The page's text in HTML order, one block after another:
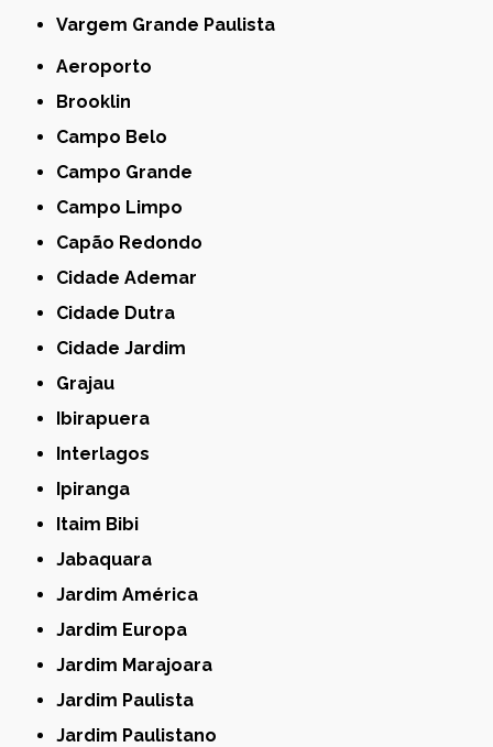
Vargem Grande Paulista
Aeroporto
Brooklin
Campo Belo
Campo Grande
Campo Limpo
Capão Redondo
Cidade Ademar
Cidade Dutra
Cidade Jardim
Grajau
Ibirapuera
Interlagos
Ipiranga
Itaim Bibi
Jabaquara
Jardim América
Jardim Europa
Jardim Marajoara
Jardim Paulista
Jardim Paulistano